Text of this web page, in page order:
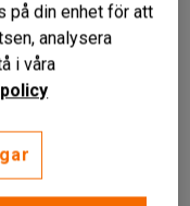
kommer oftast med
på din enhet för att
analysera
i våra